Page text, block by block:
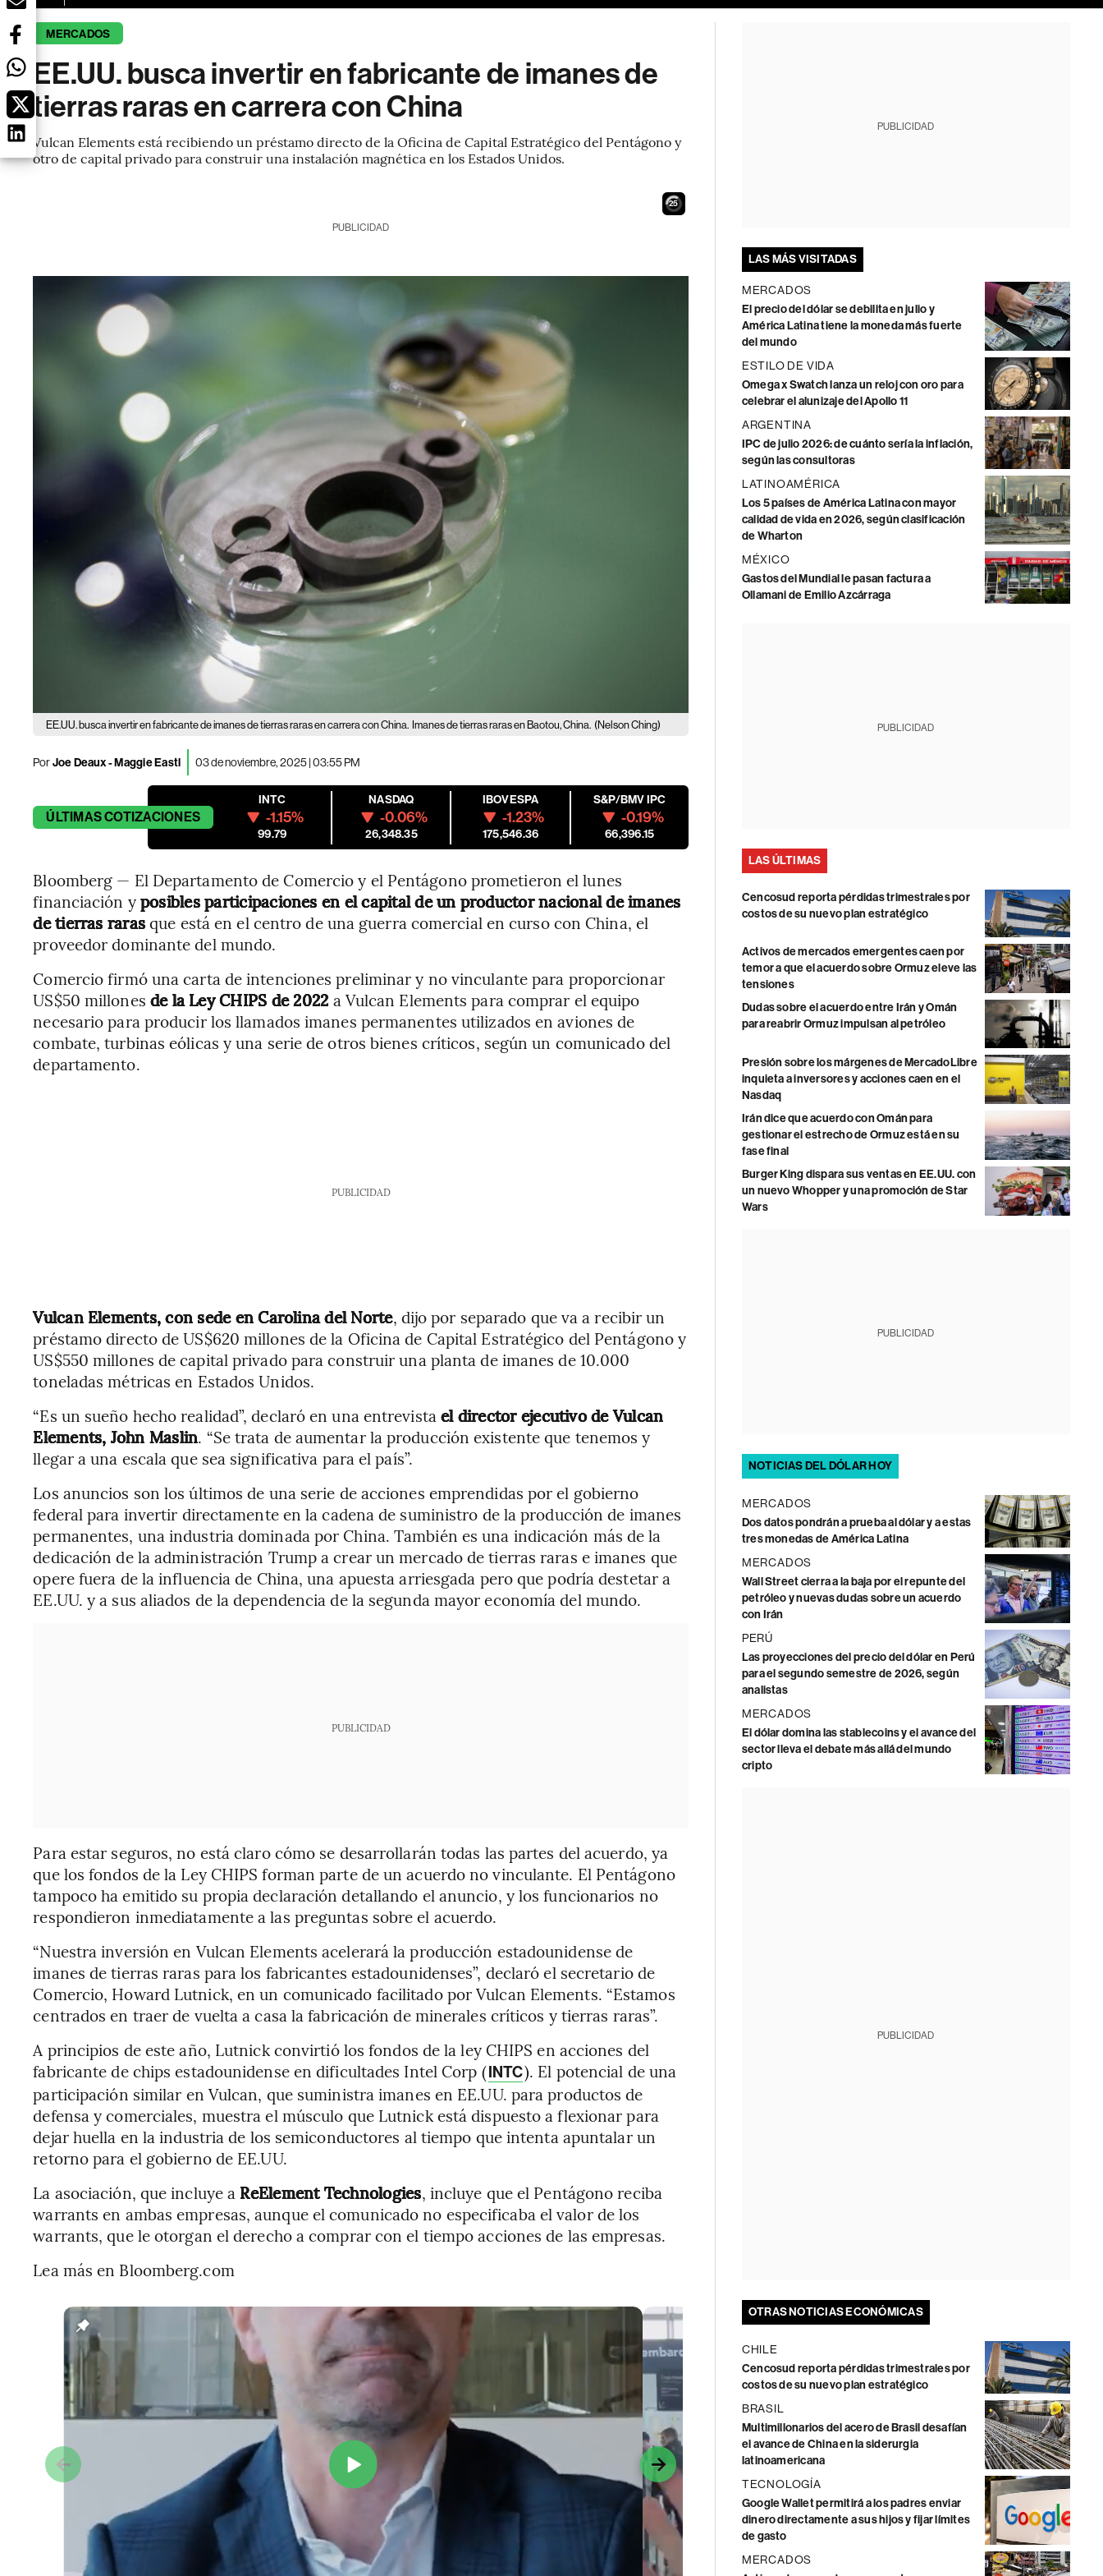
MERCADOS
EE.UU. busca invertir en fabricante de imanes de
tierras raras en carrera con China
Vulcan Elements está recibiendo un préstamo directo de la Oficina de Capital Estratégico del Pentágono y
otro de capital privado para construir una instalación magnética en los Estados Unidos.
23
PUBLICIDAD
EE.UU. busca invertir en fabricante de imanes de tierras raras en carrera con China. Imanes de tierras raras en Baotou, China. (Nelson Ching)
PorJoe Deaux - Maggie Eastl 03 de noviembre, 2025 | 03:55 PM
ÚLTIMASCOTIZACIONES
INTC
-1.15%
99.79
NASDAQ
-0.06%
26,348.35
IBOVESPA
-1.23%
175,546.36
S&P/BMV IPC
-0.19%
66,396.15
Bloomberg — El Departamento de Comercio y el Pentágono prometieron el lunes
financiación yposibles participaciones en el capital de un productor nacional de imanes
de tierras rarasque está en el centro de una guerra comercial en curso con China, el
proveedor dominante del mundo.
Comercio firmó una carta de intenciones preliminar y no vinculante para proporcionar
US$50 millones de la Ley CHIPS de 2022 a Vulcan Elements para comprar el equipo
necesario para producir los llamados imanes permanentes utilizados en aviones de
combate, turbinas eólicas y una serie de otros bienes críticos, según un comunicado del
departamento.
PUBLICIDAD
Vulcan Elements, con sede en Carolina del Norte, dijo por separado que va a recibir un
préstamo directo de US$620 millones de la Oficina de Capital Estratégico del Pentágono y
US$550 millones de capital privado para construir una planta de imanes de 10.000
toneladas métricas en Estados Unidos.
“Es un sueño hecho realidad”, declaró en una entrevista el director ejecutivo de Vulcan
Elements, John Maslin. “Se trata de aumentar la producción existente que tenemos y
llegar a una escala que sea significativa para el país”.
Los anuncios son los últimos de una serie de acciones emprendidas por el gobierno
federal para invertir directamente en la cadena de suministro de la producción de imanes
permanentes, una industria dominada por China. También es una indicación más de la
dedicación de la administración Trump a crear un mercado de tierras raras e imanes que
opere fuera de la influencia de China, una apuesta arriesgada pero que podría destetar a
EE.UU. y a sus aliados de la dependencia de la segunda mayor economía del mundo.
PUBLICIDAD
Para estar seguros, no está claro cómo se desarrollarán todas las partes del acuerdo, ya
que los fondos de la Ley CHIPS forman parte de un acuerdo no vinculante. El Pentágono
tampoco ha emitido su propia declaración detallando el anuncio, y los funcionarios no
respondieron inmediatamente a las preguntas sobre el acuerdo.
“Nuestra inversión en Vulcan Elements acelerará la producción estadounidense de
imanes de tierras raras para los fabricantes estadounidenses”, declaró el secretario de
Comercio, Howard Lutnick, en un comunicado facilitado por Vulcan Elements. “Estamos
centrados en traer de vuelta a casa la fabricación de minerales críticos y tierras raras”.
A principios de este año, Lutnick convirtió los fondos de la ley CHIPS en acciones del
fabricante de chips estadounidense en dificultades Intel Corp (INTC). El potencial de una
participación similar en Vulcan, que suministra imanes en EE.UU. para productos de
defensa y comerciales, muestra el músculo que Lutnick está dispuesto a flexionar para
dejar huella en la industria de los semiconductores al tiempo que intenta apuntalar un
retorno para el gobierno de EE.UU.
La asociación, que incluye a ReElement Technologies, incluye que el Pentágono reciba
warrants en ambas empresas, aunque el comunicado no especificaba el valor de los
warrants, que le otorgan el derecho a comprar con el tiempo acciones de las empresas.
Lea más en Bloomberg.com
PUBLICIDAD
LAS MÁS VISITADAS
MERCADOS
El precio del dólar se debilita en julio y
América Latina tiene la moneda más fuerte
del mundo
ESTILO DE VIDA
Omega x Swatch lanza un reloj con oro para
celebrar el alunizaje del Apollo 11
ARGENTINA
IPC de julio 2026: de cuánto sería la inflación,
según las consultoras
LATINOAMÉRICA
Los 5 países de América Latina con mayor
calidad de vida en 2026, según clasificación
de Wharton
MÉXICO
Gastos del Mundial le pasan factura a
Ollamani de Emilio Azcárraga
PUBLICIDAD
LAS ÚLTIMAS
Cencosud reporta pérdidas trimestrales por
costos de su nuevo plan estratégico
Activos de mercados emergentes caen por
temor a que el acuerdo sobre Ormuz eleve las
tensiones
Dudas sobre el acuerdo entre Irán y Omán
para reabrir Ormuz impulsan al petróleo
Presión sobre los márgenes de MercadoLibre
inquieta a inversores y acciones caen en el
Nasdaq
Irán dice que acuerdo con Omán para
gestionar el estrecho de Ormuz está en su
fase final
Burger King dispara sus ventas en EE.UU. con
un nuevo Whopper y una promoción de Star
Wars
PUBLICIDAD
NOTICIAS DEL DÓLAR HOY
MERCADOS
Dos datos pondrán a prueba al dólar y a estas
tres monedas de América Latina
MERCADOS
Wall Street cierra a la baja por el repunte del
petróleo y nuevas dudas sobre un acuerdo
con Irán
PERÚ
Las proyecciones del precio del dólar en Perú
para el segundo semestre de 2026, según
analistas
MERCADOS
El dólar domina las stablecoins y el avance del
sector lleva el debate más allá del mundo
cripto
PUBLICIDAD
OTRAS NOTICIAS ECONÓMICAS
CHILE
Cencosud reporta pérdidas trimestrales por
costos de su nuevo plan estratégico
BRASIL
Multimillonarios del acero de Brasil desafían
el avance de China en la siderurgia
latinoamericana
TECNOLOGÍA
Google Wallet permitirá a los padres enviar
dinero directamente a sus hijos y fijar límites
de gasto
MERCADOS